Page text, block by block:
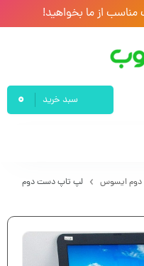
از ما بخواهید!
سبد خرید 0
ایسوس
لپ تاپ دست دوم